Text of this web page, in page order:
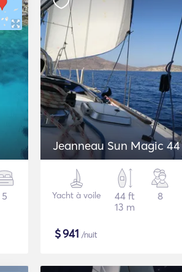
5
Jeanneau Sun Magic 44
Yacht à voile
44 ft
13 m
8
$941 /nuit